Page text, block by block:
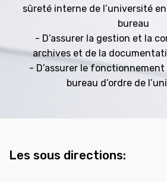
sûreté interne de l’université
bureau
- D’assurer la gestion et la
archives et de la
- D’assurer le
bureau d’ordre de
Les sous directions: